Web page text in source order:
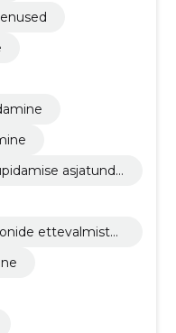
asjatundli
ettevalmista